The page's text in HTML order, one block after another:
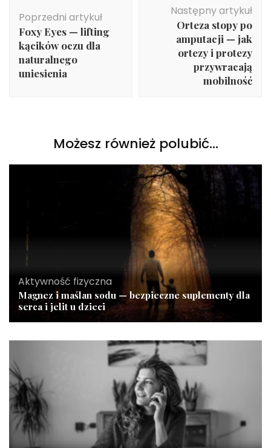
wpisu
Poprzedni artykuł
Foxy Eyes — lifting
kącików oczu dla
naturalnego
uniesienia
Następny artykuł
Orteza stopy po
amputacji — jak
ortezy i protezy
przywracają
mobilność
Możesz również polubić…
Aktywność fizyczna
Magnez i maślan sodu — bezpieczne suplementy dla
serca i jelit u dzieci